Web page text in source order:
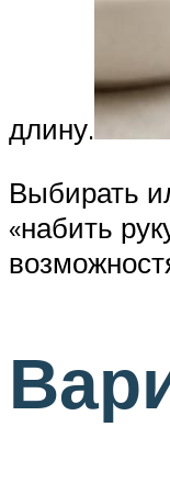
длину.
Выбирать
«набить